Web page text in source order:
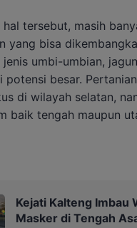
hal tersebut, masih
yang bisa
jenis umbi-umbian,
potensi besar.
di wilayah selatan,
baik tengah maupun
Kejati Kalteng Imbau
Masker di Tengah